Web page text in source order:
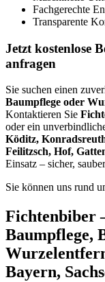
Fachgerechte
Transparente
Jetzt kostenlose
anfragen
Sie suchen einen
Baumpflege oder
Kontaktieren Sie
oder ein
Köditz,
Feilitzsch, Hof,
Einsatz – sicher,
Sie können uns rund
Fichtenbiber
Baumpflege,
Bayern,